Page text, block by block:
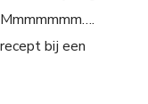
bij een